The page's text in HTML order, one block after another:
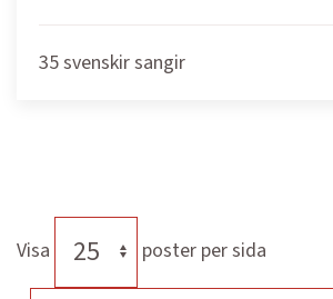
35 svenskir sangir
Visa poster per sida